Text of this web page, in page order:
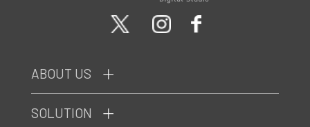
ABOUT US
SOLUTION